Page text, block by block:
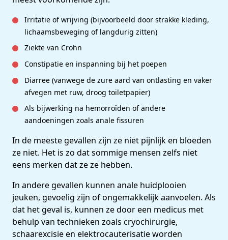
Irritatie of wrijving (bijvoorbeeld door strakke kleding,
lichaamsbeweging of langdurig zitten)
Ziekte van Crohn
Constipatie en inspanning bij het poepen
Diarree (vanwege de zure aard van ontlasting en vaker
afvegen met ruw, droog toiletpapier)
Als bijwerking na hemorroïden of andere
aandoeningen zoals anale fissuren
In de meeste gevallen zijn ze niet pijnlijk en bloeden
ze niet. Het is zo dat sommige mensen zelfs niet
eens merken dat ze ze hebben.
In andere gevallen kunnen anale huidplooien
jeuken, gevoelig zijn of ongemakkelijk aanvoelen. Als
dat het geval is, kunnen ze door een medicus met
behulp van technieken zoals cryochirurgie,
schaarexcisie en elektrocauterisatie worden